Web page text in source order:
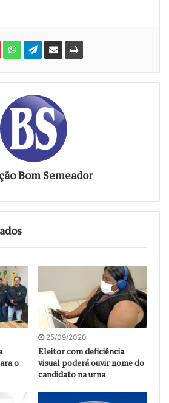
Bom Semeador
o
25/09/2020
Eleitor com deficiência
visual poderá ouvir nome do
candidato na urna